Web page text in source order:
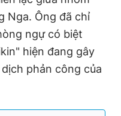
Nga. Ông đã chỉ
ngự có biệt
hiện đang gây
phản công của